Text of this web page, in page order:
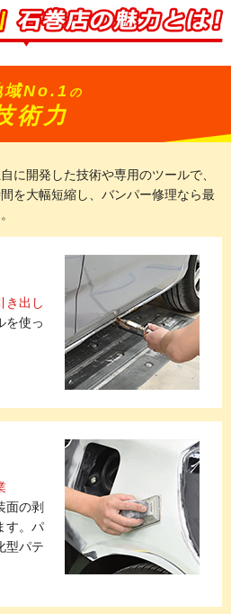
域No.1 の
術力
に開発した技術や専用のツールで、
を大幅短縮し、バンパー修理なら最
き出し
を使っ
面の剥
す。パ
型パテ